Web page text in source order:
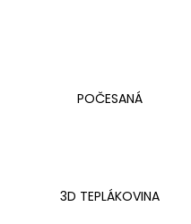
POČESANÁ
3D TEPLÁKOVINA